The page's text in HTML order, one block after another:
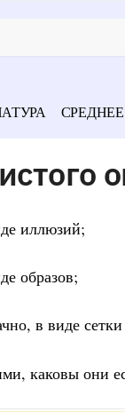
СРЕДНЕЕ
иллюзий;
образов;
в виде
каковы они